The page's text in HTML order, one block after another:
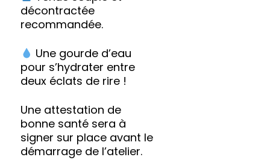
décontractée
recommandée.
Une gourde d’eau
pour s’hydrater entre
deux éclats de rire !
Une attestation de
bonne santé sera à
signer sur place avant le
démarrage de l’atelier.